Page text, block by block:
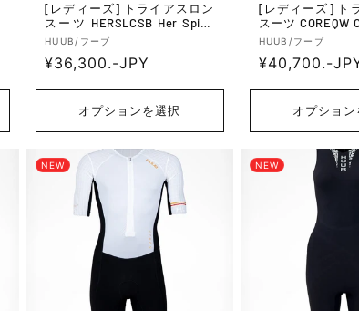
[レディーズ] トライアスロン
スーツ HERSLCSB Her Spirit
Long Course Tri Suit - Navy/B
販
売
HUUB/フーブ
通
常
格
¥36,300.-JPY
オプションを選択
[レディーズ] トライアスロン
スーツ COREQW
ly - Black/Blue
販
売
HUUB/フーブ
通
常
格
¥40,700.-
オプション
NEW NEW